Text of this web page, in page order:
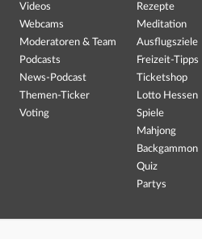
Videos
Webcams
Moderatoren & Team
Podcasts
News-Podcast
Themen-Ticker
Voting
Rezepte
Meditation
Ausflugsziele
Freizeit-Tipps
Ticketshop
Lotto Hessen
Spiele
Mahjong
Backgammon
Quiz
Partys